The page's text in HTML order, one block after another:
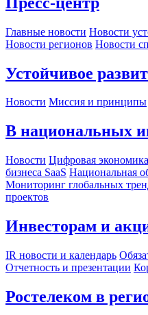
Главные новости Новости
Новости регионов Новости
Устойчивое
Новости Миссия и принципы
В национальных
Новости Цифровая
бизнеса SaaS Национальная
Мониторинг глобальных
проектов
Инвесторам и
IR новости и календарь
Отчетность и презентации
Ростелеком в